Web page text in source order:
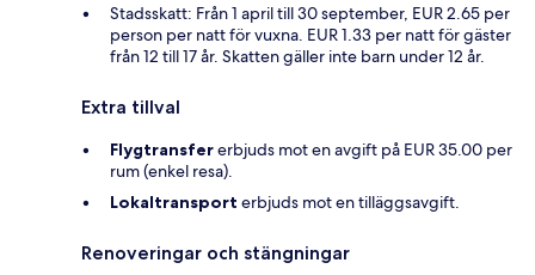
Stadsskatt: Från 1 april till 30 september, EUR 2.65 per
person per natt för vuxna. EUR 1.33 per natt för gäster
från 12 till 17 år. Skatten gäller inte barn under 12 år.
Extra tillval
Flygtransfererbjuds mot en avgift på EUR 35.00 per
rum (enkel resa).
Lokaltransport erbjuds mot en tilläggsavgift.
Renoveringar och stängningar